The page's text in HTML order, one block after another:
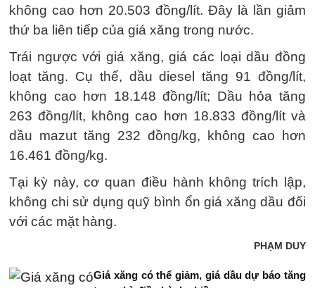
không cao hơn 20.503 đồng/lít. Đây là lần giảm
thứ ba liên tiếp của giá xăng trong nước.
Trái ngược với giá xăng, giá các loại dầu đồng
loạt tăng. Cụ thể, dầu diesel tăng 91 đồng/lít,
không cao hơn 18.148 đồng/lít; Dầu hỏa tăng
263 đồng/lít, không cao hơn 18.833 đồng/lít và
dầu mazut tăng 232 đồng/kg, không cao hơn
16.461 đồng/kg.
Tại kỳ này, cơ quan điều hành không trích lập,
không chi sử dụng quỹ bình ổn giá xăng dầu đối
với các mặt hàng.
PHẠM DUY
Giá xăng có thể giảm, giá dầu dự báo tăng